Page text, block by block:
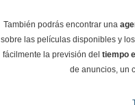
También podrás encontrar una
sobre las películas disponibles y
fácilmente la previsión del tiempo
de anuncios, un